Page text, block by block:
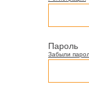
Пароль
Забыли